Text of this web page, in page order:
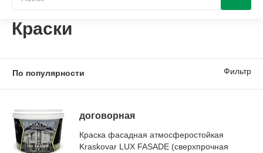
Краски
Фильтр
договорная
Краска фасадная атмосферостойкая
Kraskovar LUX FASADE (сверхпрочная